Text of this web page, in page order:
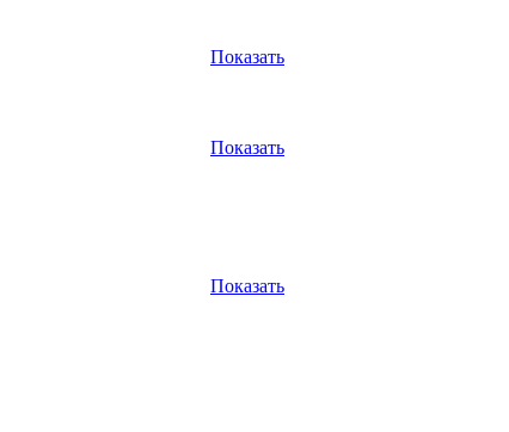
Показать
Показать
Показать